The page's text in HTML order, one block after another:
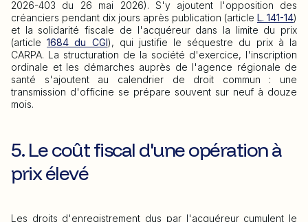
2026-403 du 26 mai 2026). S'y ajoutent l'opposition des
créanciers pendant dix jours après publication (article L. 141-14)
et la solidarité fiscale de l'acquéreur dans la limite du prix
(article1684 du CGI), qui justifie le séquestre du prix à la
CARPA. La structuration de la société d'exercice, l'inscription
ordinale et les démarches auprès de l'agence régionale de
santé s'ajoutent au calendrier de droit commun : une
transmission d'officine se prépare souvent sur neuf à douze
mois.
5. Le coût fiscal d'une opération à
prix élevé
Les droits d'enregistrement dus par l'acquéreur cumulent le